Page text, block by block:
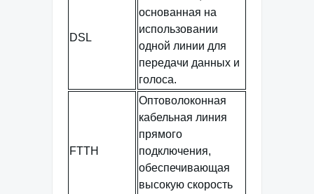
DSL
основанная на
использовании
одной линии для
передачи данных и
голоса.
FTTH
Оптоволоконная
кабельная линия
прямого
подключения,
обеспечивающая
высокую скорость